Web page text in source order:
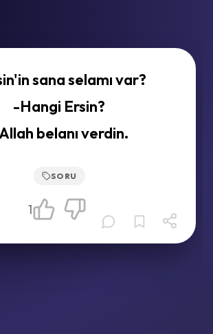
sana selamı var?
-Hangi Ersin?
belanı verdin.
SORU
1